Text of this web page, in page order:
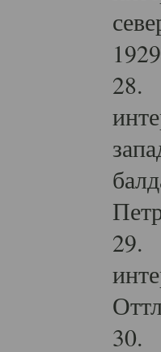
28.
29.
30.